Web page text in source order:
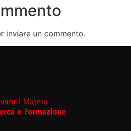
inviare un commento.